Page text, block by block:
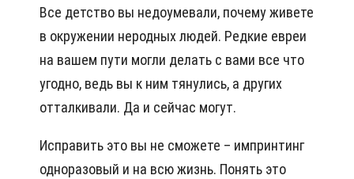
Все детство вы недоумевали, почему живете
в окружении неродных людей. Редкие евреи
на вашем пути могли делать с вами все что
угодно, ведь вы к ним тянулись, а других
отталкивали. Да и сейчас могут.
Исправить это вы не сможете – импринтинг
одноразовый и на всю жизнь. Понять это